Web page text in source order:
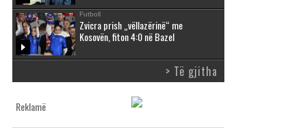
Futboll
Zvicra prish „vëllazërinë“ me
Kosovën, fiton 4:0 në Bazel
> Të gjitha
Reklamë